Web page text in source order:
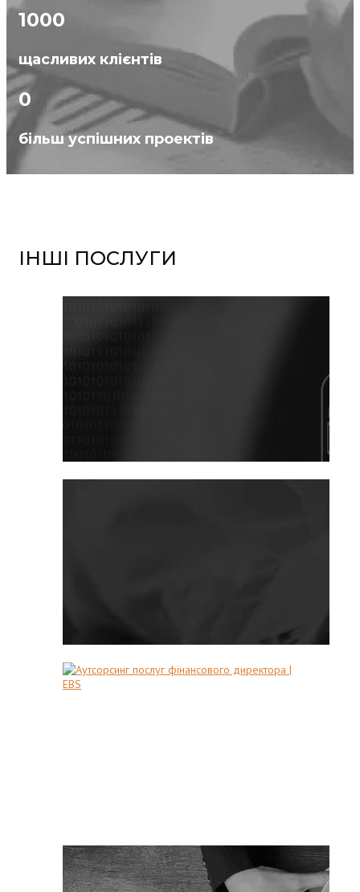
1000
щасливих клієнтів
0
більш успішних проектів
ІНШІ ПОСЛУГИ